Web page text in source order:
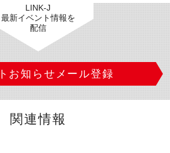
LINK-J
最新イベント情報を
配信
お知らせメール登録
関連情報